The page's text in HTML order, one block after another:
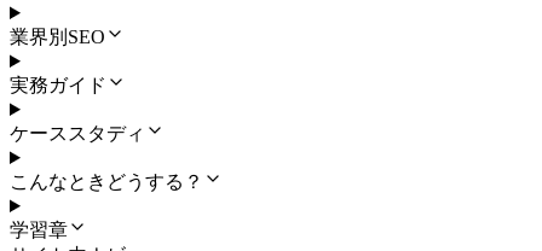
業界別SEO
実務ガイド
ケーススタディ
こんなときどうする？
学習章